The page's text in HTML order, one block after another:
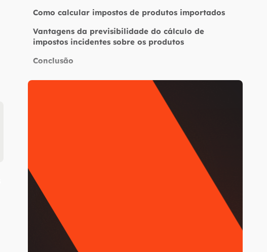
Como calcular impostos de produtos importados
Vantagens da previsibilidade do cálculo de
impostos incidentes sobre os produtos
Conclusão